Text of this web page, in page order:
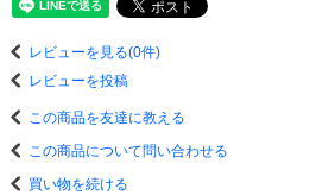
レビューを見る(0件)
レビューを投稿
この商品を友達に教える
この商品について問い合わせる
買い物を続ける